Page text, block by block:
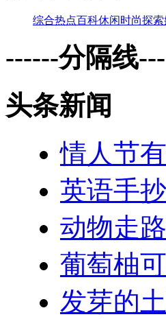
综合热点百科休闲时尚探索
------分隔线
头条新闻
情人节
英语手
动物走
葡萄柚
发芽的